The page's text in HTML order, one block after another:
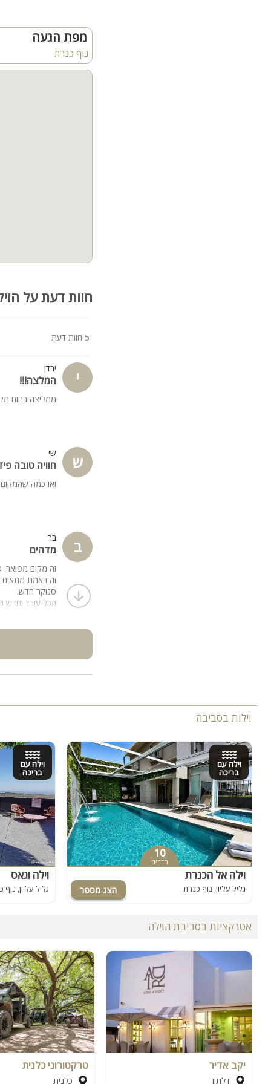
מפת הגעה
נוף כנרת
חוות דעת על
5 חוות דעת
י ירדן
המלצה!!!
ממליצה בחום
ש שי
חוויה טובה
ואו כמה
ב בר
מדהים
זה מקום מפואר.
זה באמת מתאים
סנוקר חדש.
הכל עובד וחדש
וילות בסביבה
וילה עם
בריכה
10
חדרים
וילה אל הכנרת
גליל עליון, נוף כנרת
וילה עם
בריכה
וילה וגאס
גליל עליון, נוף
אטרקציות בסביבת הוילה
יקב אדיר
דלתון
טרקטורוני כלנית
כלנית